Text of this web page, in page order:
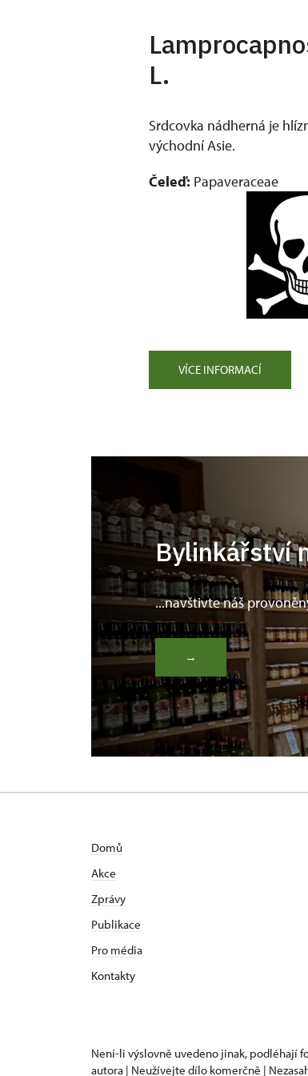
L.
Srdcovka nádherná je
východní Asie.
Čeleď: Papaveraceae
VÍCE INFORMACÍ
Bylinkářství
...navštivte náš
→
Domů
Akce
Zprávy
Publikace
Pro média
Kontakty
Není-li výslovně uvedeno jinak, podléhají
autora | Neužívejte dílo komerčně |